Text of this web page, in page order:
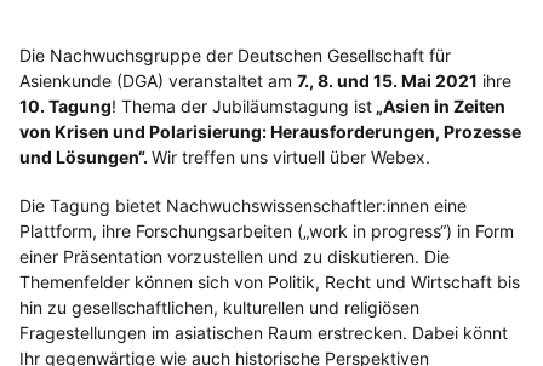
Die Nachwuchsgruppe der Deutschen Gesellschaft für
Asienkunde (DGA) veranstaltet am 7., 8. und 15. Mai 2021 ihre
10. Tagung! Thema der Jubiläumstagung ist „Asien in Zeiten
von Krisen und Polarisierung: Herausforderungen, Prozesse
und Lösungen“. Wir treffen uns virtuell über Webex.
Die Tagung bietet Nachwuchswissenschaftler:innen eine
Plattform, ihre Forschungsarbeiten („work in progress“) in Form
einer Präsentation vorzustellen und zu diskutieren. Die
Themenfelder können sich von Politik, Recht und Wirtschaft bis
hin zu gesellschaftlichen, kulturellen und religiösen
Fragestellungen im asiatischen Raum erstrecken. Dabei könnt
Ihr gegenwärtige wie auch historische Perspektiven